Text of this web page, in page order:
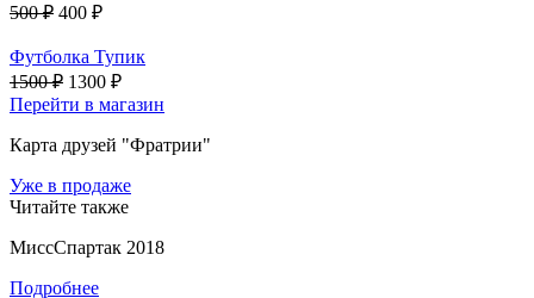
500 ₽ 400 ₽
Футболка Тупик
1500 ₽ 1300 ₽
Перейти в магазин
Карта друзей "Фратрии"
Уже в продаже
Читайте также
МиссСпартак 2018
Подробнее